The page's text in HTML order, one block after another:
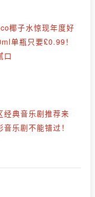
椰子水惊现年度好
单瓶只要£0.99！
口
经典音乐剧推荐来
音乐剧不能错过！